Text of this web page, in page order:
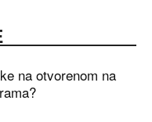
na otvorenom na